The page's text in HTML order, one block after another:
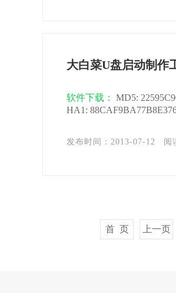
大白菜U盘启动制作
软件下载：
MD5:
HA1:
发布时间：2013-07-12 阅
首 页 上一页